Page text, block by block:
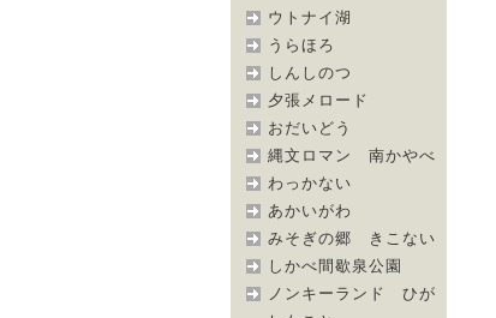
ウトナイ湖
うらほろ
しんしのつ
夕張メロード
おだいどう
縄文ロマン 南かやべ
わっかない
あかいがわ
みそぎの郷 きこない
しかべ間歇泉公園
ノンキーランド ひが